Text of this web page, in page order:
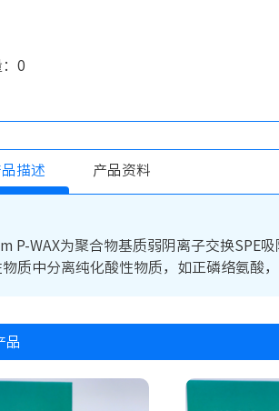
0
品描述 产品资料
P-WAX为聚合物基质弱阴离子交换SPE
质中分离纯化酸性物质，如正磷络氨酸
品